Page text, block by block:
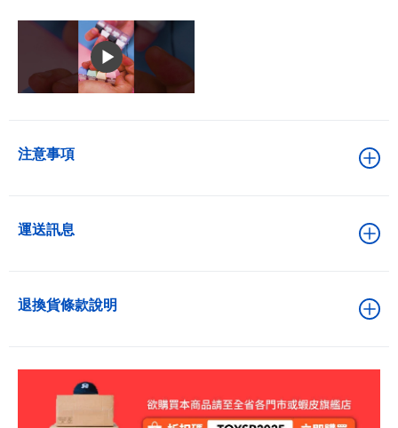
注意事項
運送訊息
退換貨條款說明